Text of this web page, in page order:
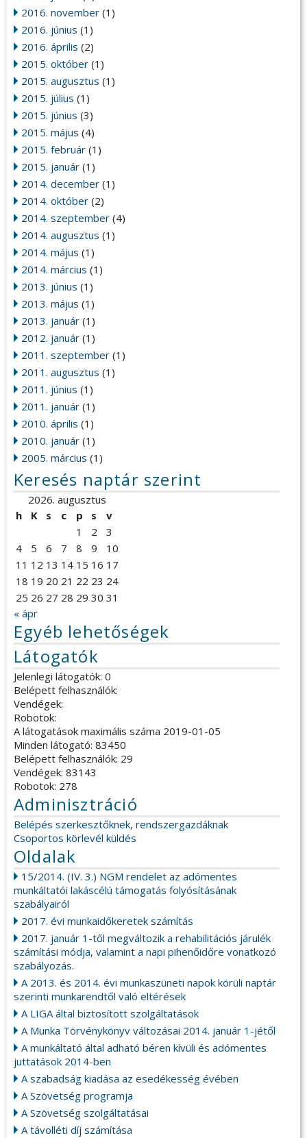
2016. november (1)
2016. június (1)
2016. április (2)
2015. október (1)
2015. augusztus (1)
2015. július (1)
2015. június (3)
2015. május (4)
2015. február (1)
2015. január (1)
2014. december (1)
2014. október (2)
2014. szeptember (4)
2014. augusztus (1)
2014. május (1)
2014. március (1)
2013. június (1)
2013. május (1)
2013. január (1)
2012. január (1)
2011. szeptember (1)
2011. augusztus (1)
2011. június (1)
2011. január (1)
2010. április (1)
2010. január (1)
2005. március (1)
Keresés naptár szerint
2026. augusztus
h
K s c p s
v
1
2
3
4
5 6 7 8 9
10
11 12 13 14 15 16 17
18 19 20 21 22 23 24
25 26 27 28 29 30 31
« ápr
Egyéb lehetőségek
Látogatók
Jelenlegi látogatók: 0
Belépett felhasználók:
Vendégek:
Robotok:
A látogatások maximális száma 2019-01-05
Minden látogató: 83450
Belépett felhasználók: 29
Vendégek: 83143
Robotok: 278
Adminisztráció
Belépés szerkesztőknek, rendszergazdáknak
Csoportos körlevél küldés
Oldalak
15/2014. (IV. 3.) NGM rendelet az adómentes
munkáltatói lakáscélú támogatás folyósításának
szabályairól
2017. évi munkaidőkeretek számítás
2017. január 1-től megváltozik a rehabilitációs járulék
számítási módja, valamint a napi pihenőidőre vonatkozó
szabályozás.
A 2013. és 2014. évi munkaszüneti napok körüli naptár
szerinti munkarendtől való eltérések
A LIGA által biztosított szolgáltatások
A Munka Törvénykönyv változásai 2014. január 1-jétől
A munkáltató által adható béren kívüli és adómentes
juttatások 2014-ben
A szabadság kiadása az esedékesség évében
A Szövetség programja
A Szövetség szolgáltatásai
A távolléti díj számítása